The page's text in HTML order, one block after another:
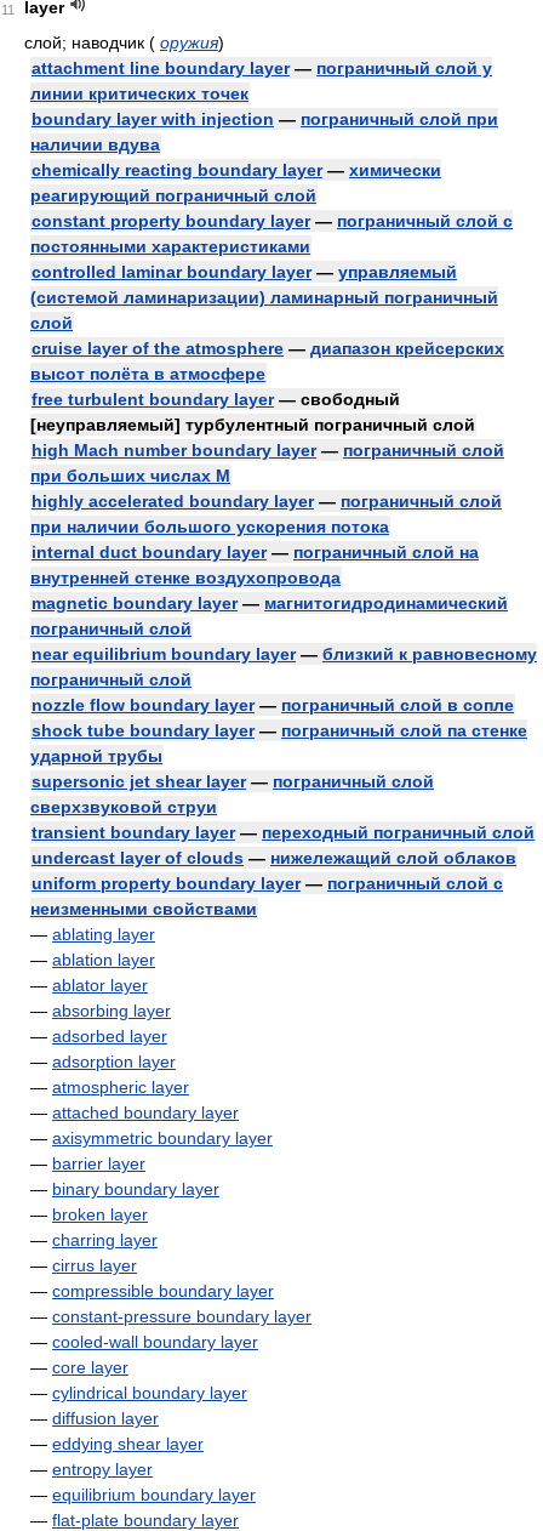
11
layer
слой; наводчик ( оружия)
attachment line boundary layer— пограничный слой у
линии критических точек
boundary layer with injection — пограничный слой при
наличии вдува
chemically reacting boundary layer— химически
реагирующий пограничный слой
constant property boundary layer— пограничный слой с
постоянными характеристиками
controlled laminar boundary layer— управляемый
(системой ламинаризации) ламинарный пограничный
слой
cruise layer of the atmosphere — диапазон крейсерских
высот полёта в атмосфере
free turbulent boundary layer— свободный
[неуправляемый] турбулентный пограничный слой
high Mach number boundary layer— пограничный слой
при больших числах М
highly accelerated boundary layer— пограничный слой
при наличии большого ускорения потока
internal duct boundary layer— пограничный слой на
внутренней стенке воздухопровода
magnetic boundary layer— магнитогидродинамический
пограничный слой
near equilibrium boundary layer— близкий к равновесному
пограничный слой
nozzle flow boundary layer— пограничный слой в сопле
shock tube boundary layer— пограничный слой па стенке
ударной трубы
supersonic jet shear layer— пограничный слой
сверхзвуковой струи
transient boundary layer— переходный пограничный слой
undercast layer of clouds — нижележащий слой облаков
uniform property boundary layer— пограничный слой с
неизменными свойствами
— ablating layer
— ablation layer
— ablator layer
— absorbing layer
— adsorbed layer
— adsorption layer
— atmospheric layer
— attached boundary layer
— axisymmetric boundary layer
— barrier layer
— binary boundary layer
— broken layer
— charring layer
— cirrus layer
— compressible boundary layer
— constant-pressure boundary layer
— cooled-wall boundary layer
— core layer
— cylindrical boundary layer
— diffusion layer
— eddying shear layer
— entropy layer
— equilibrium boundary layer
— flat-plate boundary layer